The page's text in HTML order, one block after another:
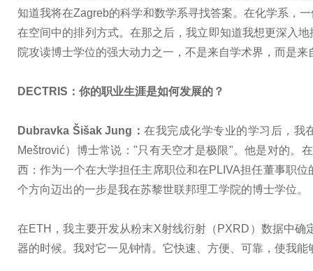
知道我将在Zagreb的科学和数学系寻找答案。在化学系，
在空间中的排列方式。在那之后，我立即知道我想更深入
院攻读博士学位的强大动力之一，不是来自学术界，而是来
DECTRIS：你的职业生涯是如何发展的？
Dubravka Šišak Jung： 在我完成化学专业的学习后，我
Meštrović）博士常说："只有天空才是极限"。他是对的。
西：作为一个在大学担任主席职位和在PLIVA担任董事职
个方向迈出的一步是我在苏黎世联邦理工学院的博士学位。
在ETH，我主要开发从粉末X射线衍射（PXRD）数据中
器的时候。我对它一见钟情。它快速、方便、可靠，使我